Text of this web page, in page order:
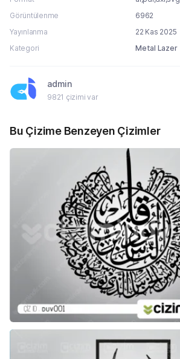
Görüntülenme
6962
Yayınlanma
22 Kas 2025
Kategori
Metal Lazer
admin
9821 çizimi var
Bu Çizime Benzeyen Çizimler